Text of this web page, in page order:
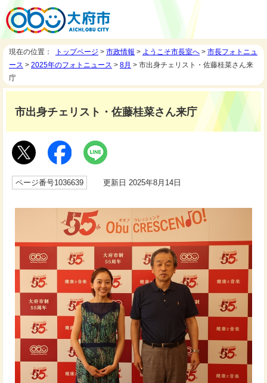
現在の位置： トップページ > 市政情報 > ようこそ市長室へ > 市長フォトニュ
ース > 2025年のフォトニュース > 8月 > 市出身チェリスト・佐藤桂菜さん来
庁
市出身チェリスト・佐藤桂菜さん来庁
ページ番号1036639 更新日 2025年8月14日